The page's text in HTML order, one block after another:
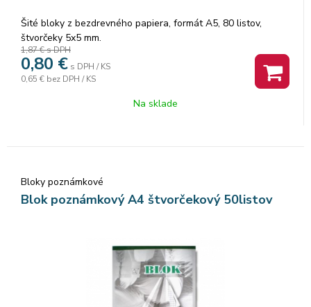
Šité bloky z bezdrevného papiera, formát A5, 80 listov,
štvorčeky 5x5 mm.
1,87 €s DPH
0,80 € s DPH / KS
0,65 € bez DPH / KS
Na sklade
Bloky poznámkové
Blok poznámkový A4 štvorčekový 50listov